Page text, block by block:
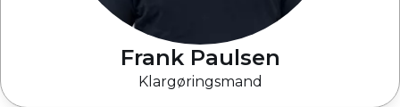
Frank Paulsen
Klargøringsmand